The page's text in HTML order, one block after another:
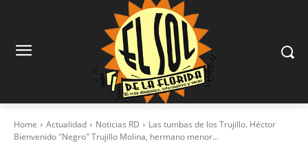
Home Actualidad Noticias RD
Las tumbas de los Trujillo. Héctor
Bienvenido "Negro" Trujillo Molina, hermano menor...